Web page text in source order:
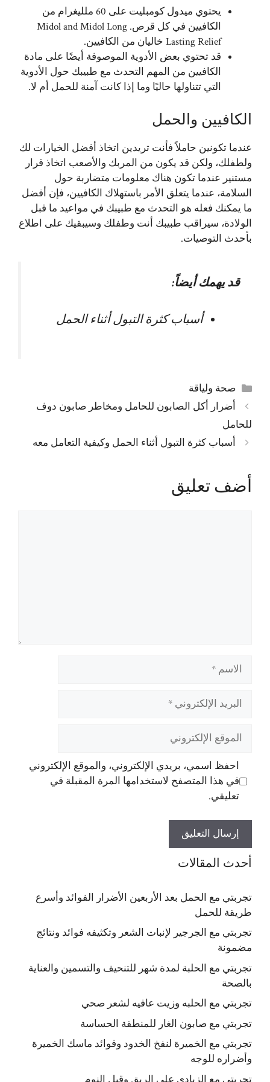
يحتوي ميدول كومبليت على 60 ملليغرام من
الكافيين في كل قرص. Midol and Midol Long
Lasting Relief خاليان من الكافيين.
قد تحتوي بعض الأدوية الموصوفة أيضًا على مادة
الكافيين من المهم التحدث مع طبيبك حول الأدوية
التي تتناولها حاليًا وما إذا كانت آمنة للحمل أم لا.
الكافيين والحمل
عندما تكونين حاملاً فأنت تريدين اتخاذ أفضل الخيارات لك
ولطفلك، ولكن قد يكون من المربك والأصعب اتخاذ قرار
مستنير عندما تكون هناك معلومات متضاربة حول
السلامة، عندما يتعلق الأمر باستهلاك الكافيين، فإن أفضل
ما يمكنك فعله هو التحدث مع طبيبك في مواعيد ما قبل
الولادة، سيراقب طبيبك أنت وطفلك وسيبقيك على اطلاع
بأحدث التوصيات.
قد يهمك أيضاً:
أسباب كثرة التبول أثناء الحمل
التصنيفات
صحة ولياقة
أضرار أكل الصابون للحامل ومخاطر صابون دوف
للحامل
أسباب كثرة التبول أثناء الحمل وكيفية التعامل معه
أضف تعليق
الاسم
البريد
الإلكتروني
الموقع
الإلكتروني
احفظ اسمي، بريدي الإلكتروني، والموقع الإلكتروني
في هذا المتصفح لاستخدامها المرة المقبلة في
تعليقي.
أحدث المقالات
تجربتي مع الحمل بعد الأربعين الأضرار الفوائد وأسرع
طريقة للحمل
تجربتي مع الجرجير لإنبات الشعر وتكثيفه فوائد ونتائج
مضمونة
تجربتي مع الحلبة لمدة شهر للتنحيف والتسمين والعناية
بالصحة
تجربتي مع الحلبه وزيت عافيه لشعر صحي
تجربتي مع صابون الغار للمنطقة الحساسة
تجربتي مع الخميرة لنفخ الخدود وفوائد ماسك الخميرة
وأضراره للوجه